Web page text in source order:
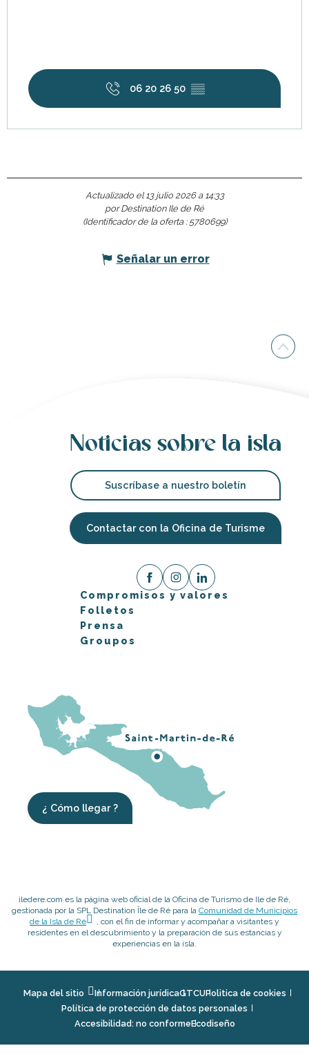
06 20 26 50 ▒▒
Actualizado el 13 julio 2026 a 14:33
por Destination Ile de Ré
(Identificador de la oferta : 5780699)
Señalar un error
Noticias sobre la isla
Suscríbase a nuestro boletín
Contactar con la Oficina de Turisme
Compromisos y valores
Folletos
Prensa
Groupos
¿ Cómo llegar ?
iledere.com es la página web oficial de la Oficina de Turismo de Ile de Ré,
gestionada por la SPL Destination Île de Ré para la Comunidad de Municipios
de la Isla de Ré
, con el fin de informar y acompañar a visitantes y
residentes en el descubrimiento y la preparación de sus estancias y
experiencias en la isla.
Mapa del sitio Información jurídicaGTCUPolitica de cookies
Política de protección de datos personales
Accesibilidad: no conformeEcodiseño